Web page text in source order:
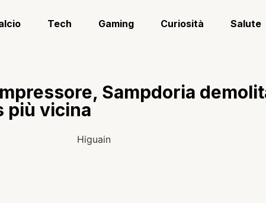
Tech Gaming Curiosità Salute
Sampdoria
più vicina